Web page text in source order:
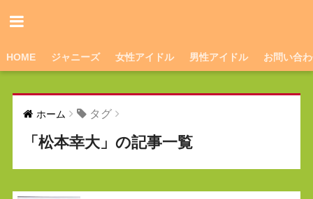
HOME ジャニーズ 女性アイドル 男性アイドル お問い合
ホーム タグ
「松本幸大」の記事一覧